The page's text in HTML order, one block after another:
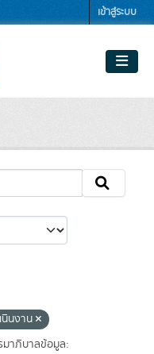
เข้าสู่ระบบ
นินงาน
าภิบาลข้อมูล: